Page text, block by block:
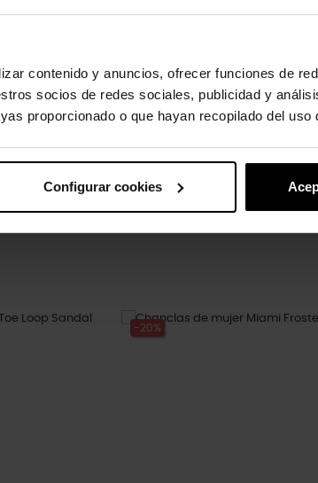
contenido y anuncios, ofrecer funciones de
socios de redes sociales, publicidad y
proporcionado o que hayan recopilado del uso
Configurar cookies
Zuecos de mujer Classic...
69,90 € 55,92 €
-20%